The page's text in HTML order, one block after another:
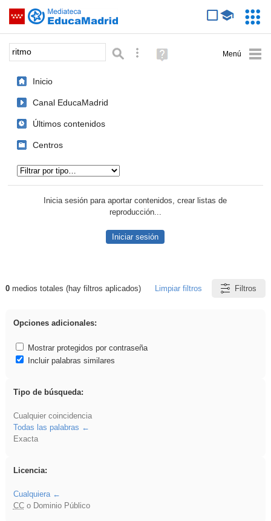
Saltar navegación
Palabra o frase: Búsqueda avanzada
Ayuda
(en
Inicio
Canal EducaMadrid
Últimos contenidos
Centros
Inicia sesión para aportar contenidos, crear listas de
reproducción...
Iniciar sesión
Resultados de: ritmo
0medios totales (hay filtros aplicados) Limpiar filtros Filtros
Opciones adicionales:
Mostrar protegidos por contraseña
Incluir palabras similares
Tipo de búsqueda:
Cualquier coincidencia
Todas las palabras
Exacta
Licencia:
Cualquiera
CCo Dominio Público